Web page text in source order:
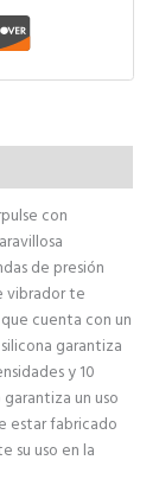
con
de presión
vibrador te
cuenta con un
garantiza
y 10
un uso
estar fabricado
su uso en la